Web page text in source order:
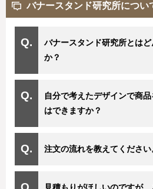
バナースタンド研究所につい
バナースタンド研究所とは
か？
自分で考えたデザインで商
はできますか？
注文の流れを教えてください